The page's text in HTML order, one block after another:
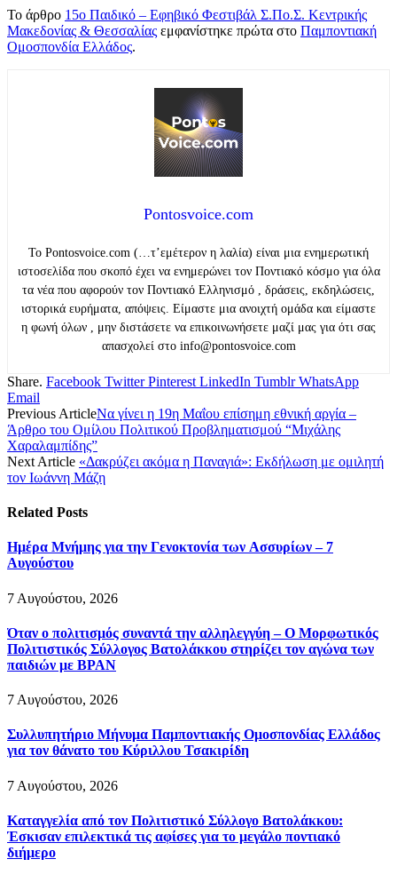
Το άρθρο 15ο Παιδικό – Εφηβικό Φεστιβάλ Σ.Πο.Σ. Κεντρικής
Μακεδονίας & Θεσσαλίας εμφανίστηκε πρώτα στο Παμποντιακή
Ομοσπονδία Ελλάδος.
Pontosvoice.com
Το Pontosvoice.com (…τ’εμέτερον η λαλία) είναι μια ενημερωτική
ιστοσελίδα που σκοπό έχει να ενημερώνει τον Ποντιακό κόσμο για όλα
τα νέα που αφορούν τον Ποντιακό Ελληνισμό , δράσεις, εκδηλώσεις,
ιστορικά ευρήματα, απόψεις. Είμαστε μια ανοιχτή ομάδα και είμαστε
η φωνή όλων , μην διστάσετε να επικοινωνήσετε μαζί μας για ότι σας
απασχολεί στο info@pontosvoice.com
Share. Facebook Twitter Pinterest LinkedIn Tumblr WhatsApp
Email
Previous ArticleΝα γίνει η 19η Μαΐου επίσημη εθνική αργία –
Άρθρο του Ομίλου Πολιτικού Προβληματισμού “Μιχάλης
Χαραλαμπίδης”
Next Article «Δακρύζει ακόμα η Παναγιά»: Εκδήλωση με ομιλητή
τον Ιωάννη Μάζη
Related Posts
Ημέρα Μνήμης για την Γενοκτονία των Ασσυρίων – 7
Αυγούστου
7 Αυγούστου, 2026
Όταν ο πολιτισμός συναντά την αλληλεγγύη – Ο Μορφωτικός
Πολιτιστικός Σύλλογος Βατολάκκου στηρίζει τον αγώνα των
παιδιών με BPAN
7 Αυγούστου, 2026
Συλλυπητήριο Μήνυμα Παμποντιακής Ομοσπονδίας Ελλάδος
για τον θάνατο του Κύριλλου Τσακιρίδη
7 Αυγούστου, 2026
Καταγγελία από τον Πολιτιστικό Σύλλογο Βατολάκκου:
Έσκισαν επιλεκτικά τις αφίσες για το μεγάλο ποντιακό
διήμερο